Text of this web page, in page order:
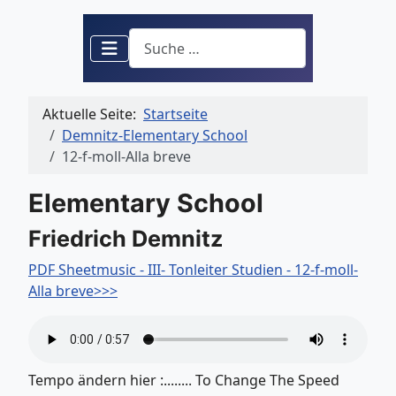
Suchen
Aktuelle Seite: Startseite
Demnitz-Elementary School
12-f-moll-Alla breve
Elementary School
Friedrich Demnitz
PDF Sheetmusic - III- Tonleiter Studien - 12-f-moll-
Alla breve>>>
Tempo ändern hier :........ To Change The Speed